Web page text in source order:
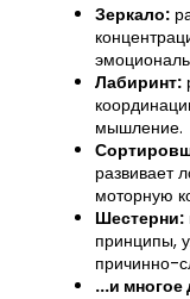
Зеркало:
Лабиринт:
мышление.
развивает
моторную
Шестерни:
принципы,
причинно-
...и многое